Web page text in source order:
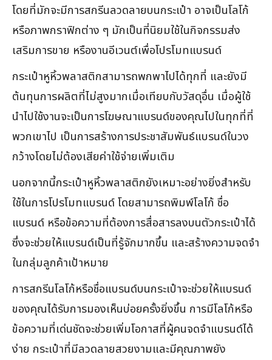
โดยที่มักจะมีการสกรีนลวดลายบนกระเป๋า อาจเป็นโลโก้
หรือภาพกราฟิกต่าง ๆ มักเป็นที่นิยมใช้ในกิจกรรมส่ง
เสริมการขาย หรืองานอีเวนต์เพื่อโปรโมทแบรนด์
กระเป๋าหูหิ้วพลาสติกสามารถพกพาไปได้ทุกที่ และยังมี
ต้นทุนการผลิตที่ไม่สูงมากเมื่อเทียบกับวัสดุอื่น เมื่อผู้ใช้
นำไปใช้งานจะเป็นการโฆษณาแบรนด์ของคุณไปในทุกที่ที่
พวกเขาไป เป็นการสร้างการประชาสัมพันธ์แบรนด์ในวง
กว้างโดยไม่ต้องเสียค่าใช้จ่ายเพิ่มเติม
นอกจากนี้กระเป๋าหูหิ้วพลาสติกยังเหมาะอย่างยิ่งสำหรับ
ใช้ในการโปรโมทแบรนด์ โดยสามารถพิมพ์โลโก้ ชื่อ
แบรนด์ หรือข้อความที่ต้องการสื่อสารลงบนตัวกระเป๋าได้
ซึ่งจะช่วยให้แบรนด์เป็นที่รู้จักมากขึ้น และสร้างความจดจำ
ในกลุ่มลูกค้าเป้าหมาย
การสกรีนโลโก้หรือชื่อแบรนด์บนกระเป๋าจะช่วยให้แบรนด์
ของคุณได้รับการมองเห็นบ่อยครั้งยิ่งขึ้น การมีโลโก้หรือ
ข้อความที่เด่นชัดจะช่วยเพิ่มโอกาสที่ผู้คนจดจำแบรนด์ได้
ง่าย กระเป๋าที่มีลวดลายสวยงามและมีคุณภาพยัง